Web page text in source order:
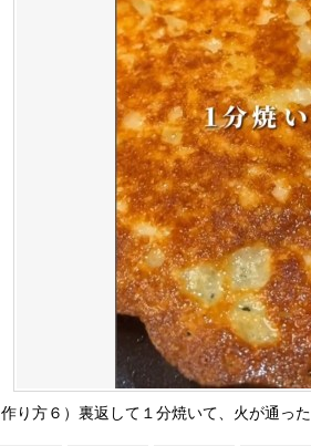
作り方６）裏返して１分焼いて、火が通っ